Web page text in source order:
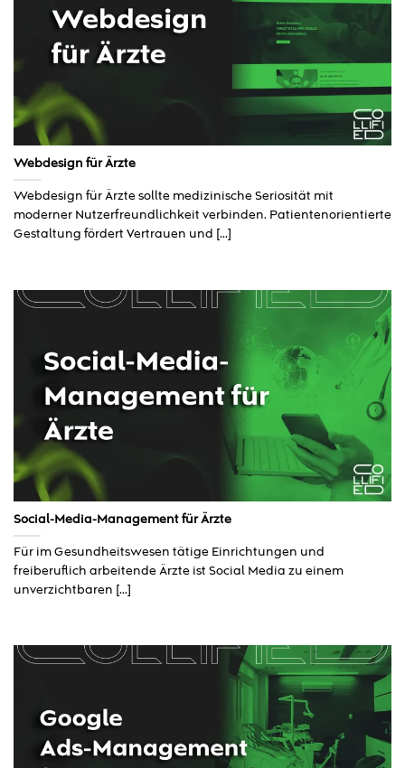
Webdesign für Ärzte
Webdesign für Ärzte sollte medizinische Seriosität mit
moderner Nutzerfreundlichkeit verbinden. Patientenorientierte
Gestaltung fördert Vertrauen und [...]
Social-Media-Management für Ärzte
Für im Gesundheitswesen tätige Einrichtungen und
freiberuflich arbeitende Ärzte ist Social Media zu einem
unverzichtbaren [...]